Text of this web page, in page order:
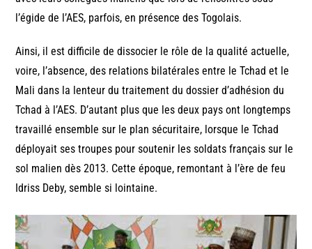
l’égide de l’AES, parfois, en présence des Togolais.
Ainsi, il est difficile de dissocier le rôle de la qualité actuelle,
voire, l’absence, des relations bilatérales entre le Tchad et le
Mali dans la lenteur du traitement du dossier d’adhésion du
Tchad à l’AES. D’autant plus que les deux pays ont longtemps
travaillé ensemble sur le plan sécuritaire, lorsque le Tchad
déployait ses troupes pour soutenir les soldats français sur le
sol malien dès 2013. Cette époque, remontant à l’ère de feu
Idriss Deby, semble si lointaine.